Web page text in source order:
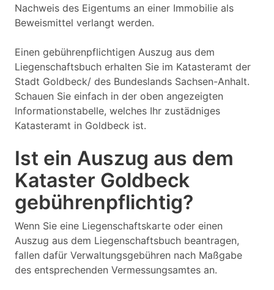
Nachweis des Eigentums an einer Immobilie als
Beweismittel verlangt werden.
Einen gebührenpflichtigen Auszug aus dem
Liegenschaftsbuch erhalten Sie im Katasteramt der
Stadt Goldbeck/ des Bundeslands Sachsen-Anhalt.
Schauen Sie einfach in der oben angezeigten
Informationstabelle, welches Ihr zustädniges
Katasteramt in Goldbeck ist.
Ist ein Auszug aus dem
Kataster Goldbeck
gebührenpflichtig?
Wenn Sie eine Liegenschaftskarte oder einen
Auszug aus dem Liegenschaftsbuch beantragen,
fallen dafür Verwaltungsgebühren nach Maßgabe
des entsprechenden Vermessungsamtes an.